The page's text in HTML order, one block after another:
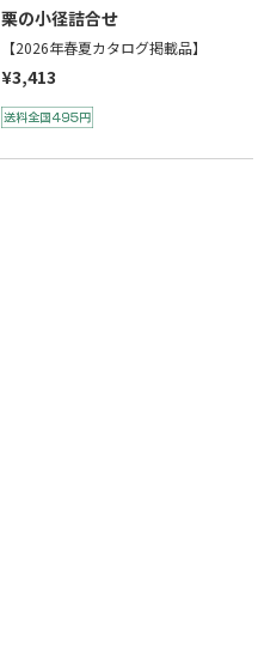
栗の小径詰合せ
【2026年春夏カタログ掲載品】
¥3,413